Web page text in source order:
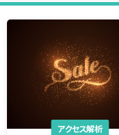
アクセス解析